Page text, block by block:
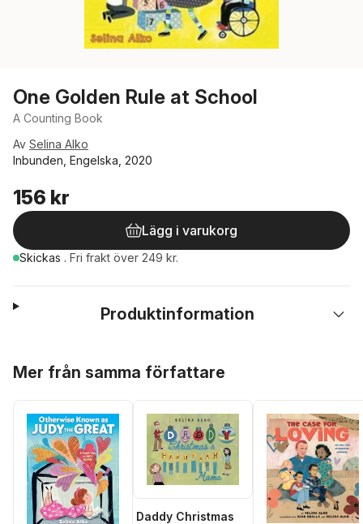
One Golden Rule at School
A Counting Book
Av Selina Alko
Inbunden, Engelska, 2020
156 kr
Lägg i varukorg
Skickas . Fri frakt över 249 kr.
Produktinformation
Mer från samma författare
Daddy Christmas